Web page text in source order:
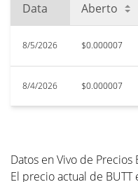
Baixa de todos os
Jun 23, 2026 (1 meses
Data Aberto
8/5/2026 $0.000007
8/4/2026 $0.000007
Datos en Vivo de Precios
El precio actual de BUTT